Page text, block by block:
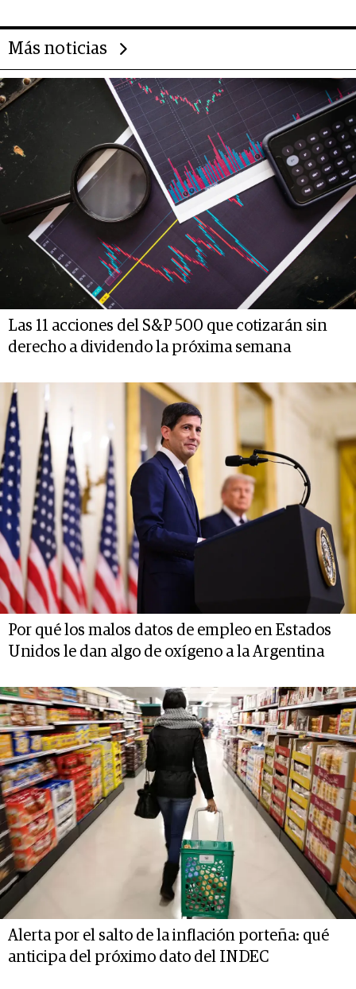
Más noticias
Las 11 acciones del S&P 500 que cotizarán sin
derecho a dividendo la próxima semana
Por qué los malos datos de empleo en Estados
Unidos le dan algo de oxígeno a la Argentina
Alerta por el salto de la inflación porteña: qué
anticipa del próximo dato del INDEC